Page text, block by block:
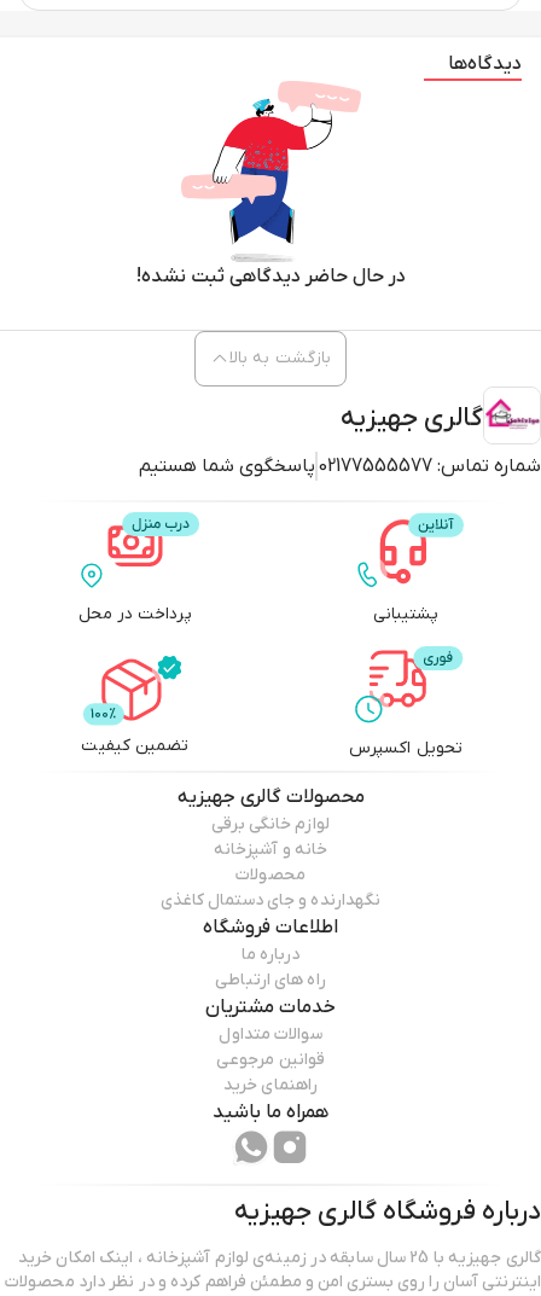
دیدگاه‌ها
در حال حاضر دیدگاهی ثبت نشده!
گالری جهیزیه
شماره تماس: 02177555577 پاسخگوی شما هستیم
بازگشت به بالا
پشتیبانی پرداخت در محل
تحویل اکسپرس تضمین کیفیت
محصولاتگالری جهیزیه
لوازم خانگی برقی
خانه و آشپزخانه
محصولات
نگهدارنده و جای دستمال کاغذی
اطلاعات فروشگاه
درباره ما
راه های ارتباطی
خدمات مشتریان
سوالات متداول
قوانین مرجوعی
راهنمای خرید
همراه ما باشید
درباره فروشگاه گالری جهیزیه
گالری جهیزیه با 25 سال سابقه در زمینه‌ی لوازم آشپزخانه ، اینک امکان خرید
اینترنتی آسان را روی بستری امن و مطمئن فراهم کرده و در نظر دارد محصولات